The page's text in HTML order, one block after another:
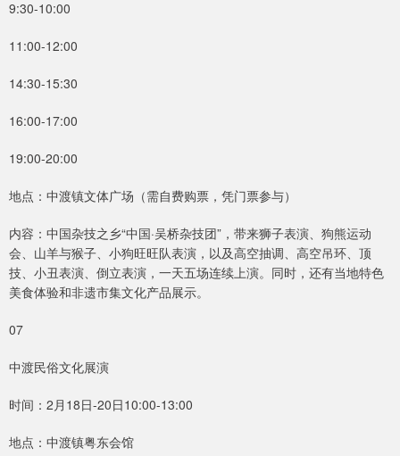
9:30-10:00
11:00-12:00
14:30-15:30
16:00-17:00
19:00-20:00
地点：中渡镇文体广场（需自费购票，凭门票参与）
内容：中国杂技之乡“中国·吴桥杂技团”，带来狮子表演、狗熊运动
会、山羊与猴子、小狗旺旺队表演，以及高空抽调、高空吊环、顶
技、小丑表演、倒立表演，一天五场连续上演。同时，还有当地特色
美食体验和非遗市集文化产品展示。
07
中渡民俗文化展演
时间：2月18日-20日10:00-13:00
地点：中渡镇粤东会馆